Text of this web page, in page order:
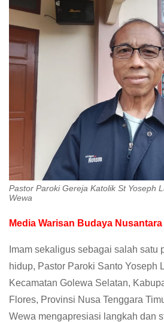
Pastor Paroki Gereja Katolik St Yoseph
Wewa
Media Warisan Budaya Nusantara
Imam sekaligus sebagai salah satu
hidup, Pastor Paroki Santo Yoseph
Kecamatan Golewa Selatan,
Flores, Provinsi Nusa Tenggara
Wewa mengapresiasi langkah dan